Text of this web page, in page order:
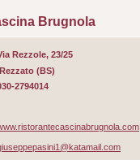
Brugnola
Rezzole, 23/25
Rezzato (BS)
2794014